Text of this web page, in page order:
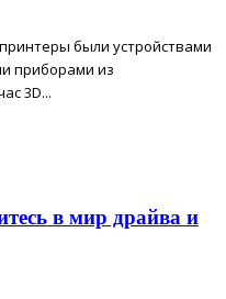
были устройствами
приборами из
3D...
в мир драйва и